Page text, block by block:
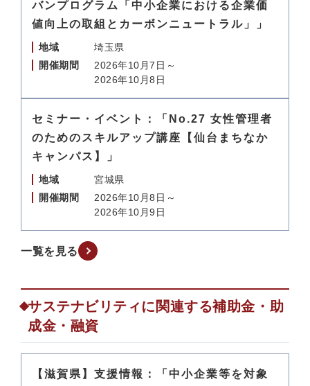
バンプログラム「中小企業における企業価
値向上の取組とカーボンニュートラル」」
地域
埼玉県
開催期間
2026年10月7日～
2026年10月8日
セミナー・イベント：「No.27 女性管理者
のためのスキルアップ講座【仙台まちなか
キャンパス】」
地域
宮城県
開催期間
2026年10月8日～
2026年10月9日
一覧を見る
サステナビリティに関連する補助金・助
成金・融資
【滋賀県】支援情報：「中小企業等を対象